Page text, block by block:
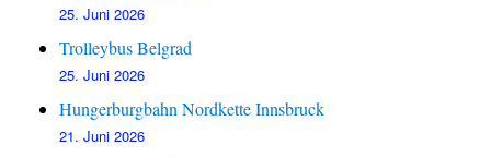
25. Juni 2026
Trolleybus Belgrad
25. Juni 2026
Hungerburgbahn Nordkette Innsbruck
21. Juni 2026